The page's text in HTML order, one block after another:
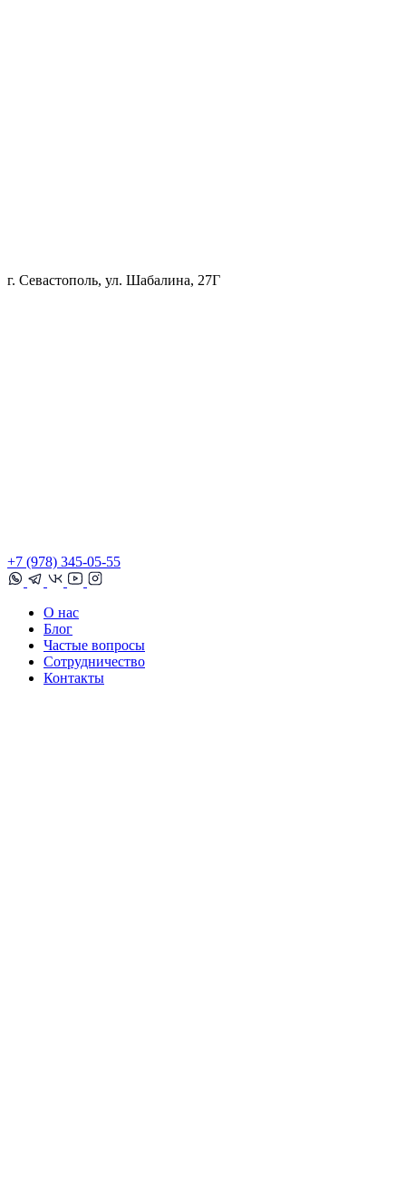
г. Севастополь, ул. Шабалина, 27Г
+7 (978) 345-05-55
О нас
Блог
Частые вопросы
Сотрудничество
Контакты